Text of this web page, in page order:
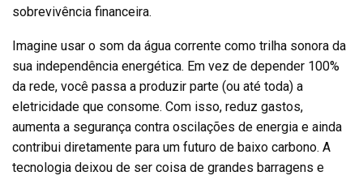
sobrevivência financeira.
Imagine usar o som da água corrente como trilha sonora da
sua independência energética. Em vez de depender 100%
da rede, você passa a produzir parte (ou até toda) a
eletricidade que consome. Com isso, reduz gastos,
aumenta a segurança contra oscilações de energia e ainda
contribui diretamente para um futuro de baixo carbono. A
tecnologia deixou de ser coisa de grandes barragens e